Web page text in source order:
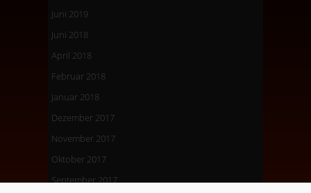
Juni 2019
Juni 2018
April 2018
Februar 2018
Januar 2018
Dezember 2017
November 2017
Oktober 2017
September 2017